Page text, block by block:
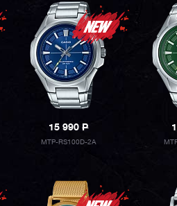
15 990P
MTP-RS100D-2A